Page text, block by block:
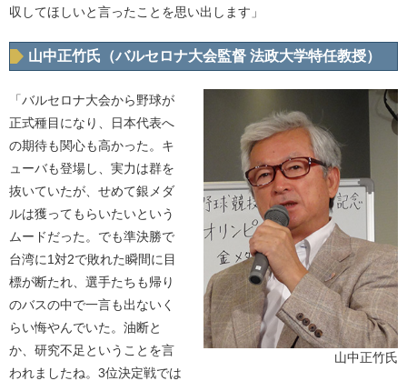
収してほしいと言ったことを思い出します」
山中正竹氏（バルセロナ大会監督 法政大学特任教授）
山中正竹氏
「バルセロナ大会から野球が
正式種目になり、日本代表へ
の期待も関心も高かった。キ
ューバも登場し、実力は群を
抜いていたが、せめて銀メダ
ルは獲ってもらいたいという
ムードだった。でも準決勝で
台湾に1対2で敗れた瞬間に目
標が断たれ、選手たちも帰り
のバスの中で一言も出ないく
らい悔やんでいた。油断と
か、研究不足ということを言
われましたね。3位決定戦では